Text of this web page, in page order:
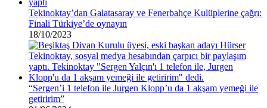
Tekinoktay’dan Galatasaray ve Fenerbahçe Kulüplerine çağrı:
Finali Türkiye’de oynayın
18/10/2023
“Sergen’i 1 telefon ile Jurgen Klopp’u da 1 akşam yemeği ile
getiririm”